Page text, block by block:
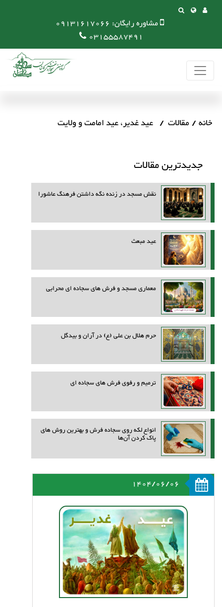
مشاوره رایگان: 09131617066
03155587491
خانه مقالات عید غدیر، عید امامت و ولایت
جدیدترین مقالات
نقش مسجد در زنده نگه داشتن فرهنگ عاشورا
عید مبعث
معماری مسجد و فرش های سجاده ای محرابی
حرم هلال بن علی (ع) در آران و بیدگل
ترمیم و رفوی فرش های سجاده ای
انواع لکه روی سجاده فرش و بهترین روش‌ های
پاک کردن آن‌ها
1404/06/06